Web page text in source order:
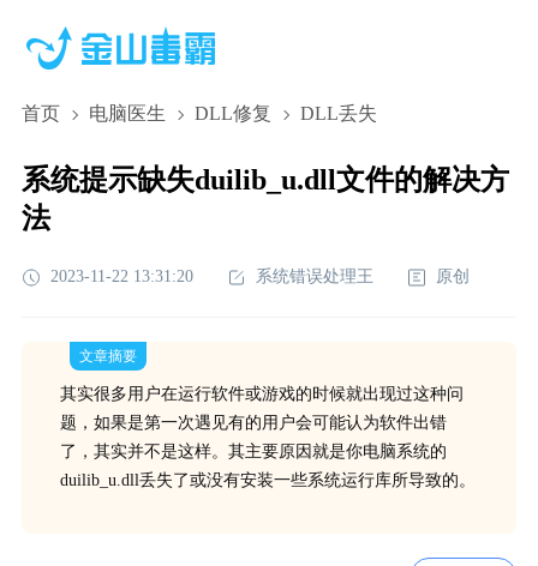
首页 电脑医生 DLL修复 DLL丢失
系统提示缺失duilib_u.dll文件的解决方
法
2023-11-22 13:31:20 系统错误处理王 原创
文章摘要
其实很多用户在运行软件或游戏的时候就出现过这种问
题，如果是第一次遇见有的用户会可能认为软件出错
了，其实并不是这样。其主要原因就是你电脑系统的
duilib_u.dll丢失了或没有安装一些系统运行库所导致的。